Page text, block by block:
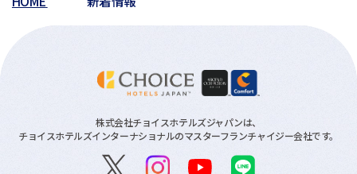
株式会社チョイスホテルズジャパンは、
チョイスホテルズインターナショナルのマスターフランチャイジー会社です。